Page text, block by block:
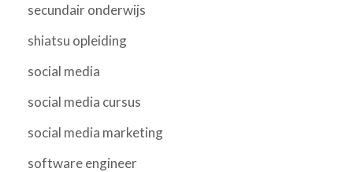
secundair onderwijs
shiatsu opleiding
social media
social media cursus
social media marketing
software engineer